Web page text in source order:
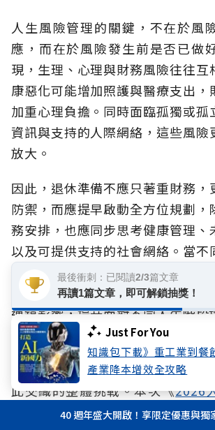
Just For You
知識包下載》重工業到餐
產業降本增效全攻略
人生風險管理的關鍵，不在於風
應，而在於風險發生前是否已做
現，生理、心理與財務風險往往互
康惡化可能增加照護與醫療支出，
加重心理負擔。同時面臨孤獨或孤
資訊與支持的人際網絡，這些風險
放大。
因此，退休準備不應只著重財務，
防禦，而應提早啟動全方位規劃，
務安排，也應同步思考健康管理、
以及可提供支持的社會網絡。當不
及早展開，不僅有助於降低風險
擊，更能避免健康、生活與財務
連鎖影響，提升面對不同人生階段
面對超高齡社會、少子化與家庭
險早已不是生理、心理、財務的
此交織的整體挑戰。本次《2026
》提醒我們，除了落實保障
40 週年盛大開啟！享限定優惠與獨
最後衝刺：已閱讀2/3篇文章
再讀1篇文章，即可解鎖抽獎！